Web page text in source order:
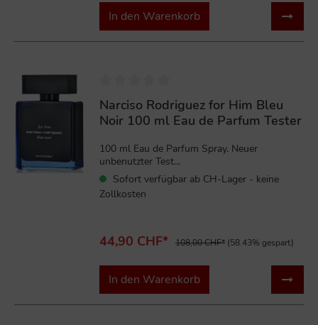
In den Warenkorb
Narciso Rodriguez for Him Bleu
Noir 100 ml Eau de Parfum Tester
100 ml Eau de Parfum Spray. Neuer
unbenutzter Test...
Sofort verfügbar ab CH-Lager - keine
Zollkosten
44,90 CHF* 108,00 CHF* (58.43% gespart)
In den Warenkorb